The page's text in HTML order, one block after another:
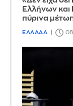
Ελλήνων
πύρινα
ΕΛΛΑΔΑ